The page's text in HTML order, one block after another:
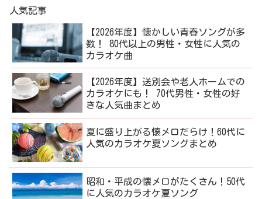
人気記事
【2026年度】懐かしい青春ソングが多
数！ 80代以上の男性・女性に人気の
カラオケ曲
【2026年度】送別会や老人ホームでの
カラオケにも！ 70代男性・女性の好
きな人気曲まとめ
夏に盛り上がる懐メロだらけ！60代に
人気のカラオケ夏ソングまとめ
昭和・平成の懐メロがたくさん！50代
に人気のカラオケ夏ソング